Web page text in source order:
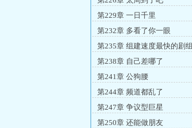
第229章 一日千里
第232章 多看了你一眼
第235章 组建速度最快的剧组
第238章 自己差哪了
第241章 公狗腰
第244章 频道都乱了
第247章 争议型巨星
第250章 还能做朋友